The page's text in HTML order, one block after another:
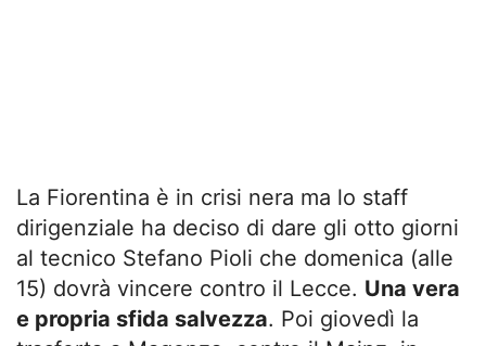
La Fiorentina è in crisi nera ma lo staff
dirigenziale ha deciso di dare gli otto giorni
al tecnico Stefano Pioli che domenica (alle
15) dovrà vincere contro il Lecce. Una vera
e propria sfida salvezza. Poi giovedì la